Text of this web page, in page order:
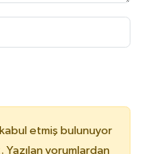
kabul etmiş bulunuyor
yorumlardan